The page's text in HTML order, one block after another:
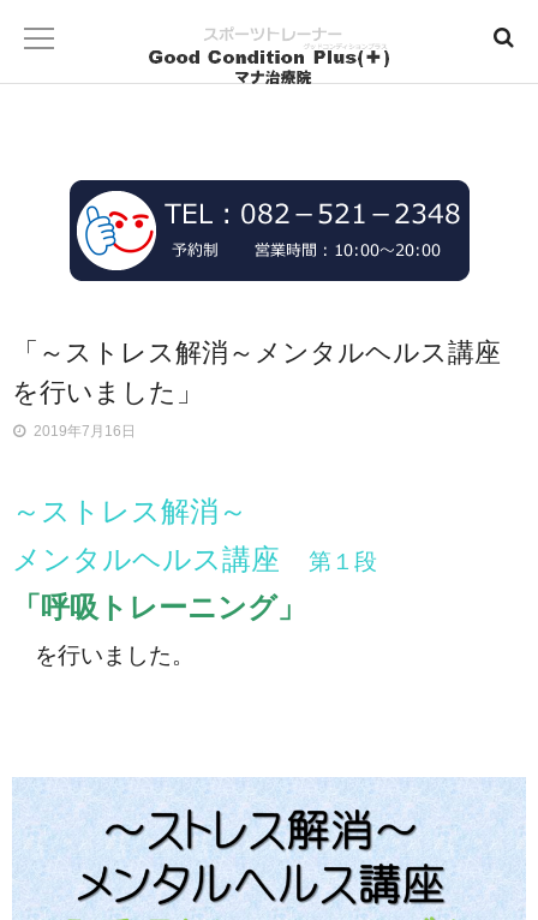
「～ストレス解消～メンタルヘルス講座
を行いました」
2019年7月16日
～ストレス解消～
メンタルヘルス講座
第１段
「呼吸トレーニング」
を行いました。